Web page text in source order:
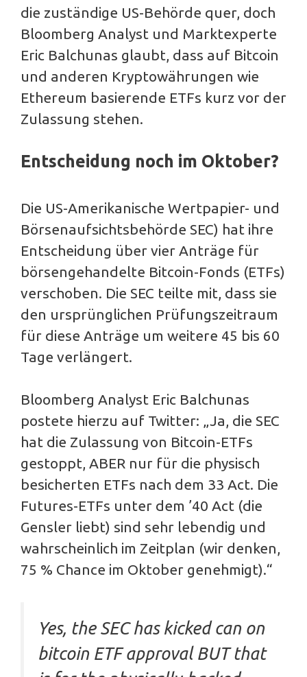
die zuständige US-Behörde quer, doch
Bloomberg Analyst und Marktexperte
Eric Balchunas glaubt, dass auf Bitcoin
und anderen Kryptowährungen wie
Ethereum basierende ETFs kurz vor der
Zulassung stehen.
Entscheidung noch im Oktober?
Die US-Amerikanische Wertpapier- und
Börsenaufsichtsbehörde SEC) hat ihre
Entscheidung über vier Anträge für
börsengehandelte Bitcoin-Fonds (ETFs)
verschoben. Die SEC teilte mit, dass sie
den ursprünglichen Prüfungszeitraum
für diese Anträge um weitere 45 bis 60
Tage verlängert.
Bloomberg Analyst Eric Balchunas
postete hierzu auf Twitter: „Ja, die SEC
hat die Zulassung von Bitcoin-ETFs
gestoppt, ABER nur für die physisch
besicherten ETFs nach dem 33 Act. Die
Futures-ETFs unter dem ’40 Act (die
Gensler liebt) sind sehr lebendig und
wahrscheinlich im Zeitplan (wir denken,
75 % Chance im Oktober genehmigt).“
Yes, the SEC has kicked can on
bitcoin ETF approval BUT that